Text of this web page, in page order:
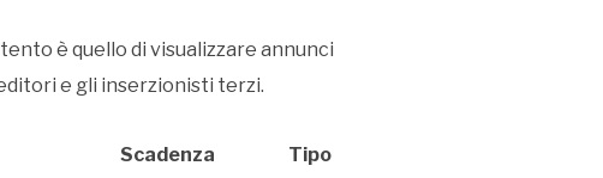
è quello di visualizzare annunci
e gli inserzionisti terzi.
Scadenza Tipo